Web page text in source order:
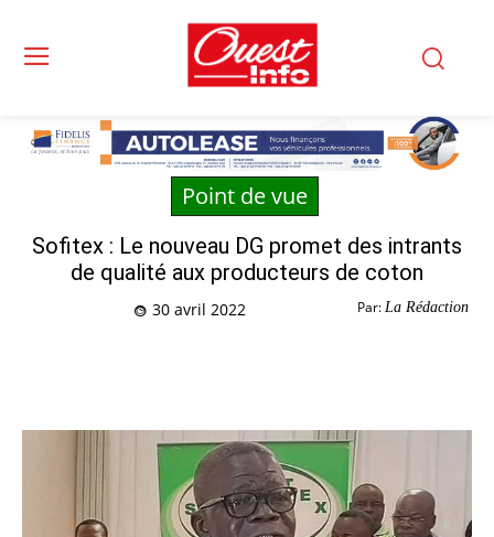
Point de vue
Sofitex : Le nouveau DG promet des intrants
de qualité aux producteurs de coton
Par: La Rédaction
30 avril 2022